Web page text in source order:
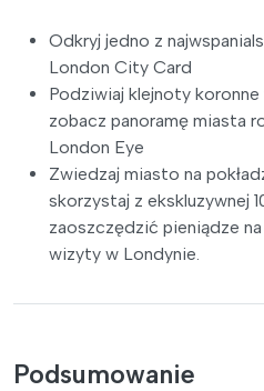
Odkryj jedno z
London City Card
Podziwiaj klejnoty
zobacz panoramę miasta
London Eye
Zwiedzaj miasto na
skorzystaj z ekskluzywnej
zaoszczędzić pieniądze
wizyty w Londynie.
Podsumowanie